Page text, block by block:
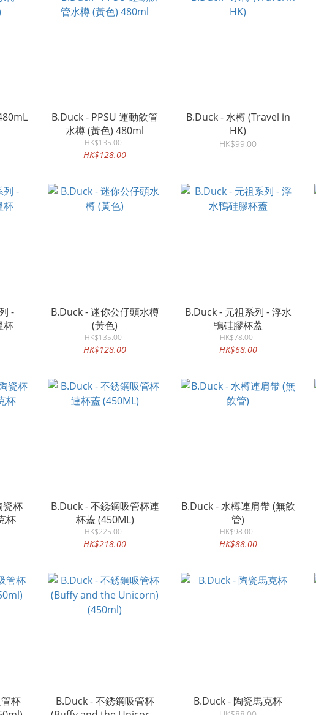
B.Duck - PPSU 運動飲管
水樽 (黃色) 480ml
HK$135.00
HK$128.00
B.Duck - 水樽 (Travel in
HK)
HK$99.00
-
杯
B.Duck - 迷你公仔頭水樽
(黃色)
HK$135.00
HK$128.00
B.Duck - 元祖系列 - 浮水
鴨硅膠杯蓋
HK$78.00
HK$68.00
瓷杯
杯
B.Duck - 不銹鋼吸管杯連
杯蓋 (450ML)
HK$225.00
HK$218.00
B.Duck - 水樽連肩帶 (無飲
管)
HK$98.00
HK$88.00
杯
B.Duck - 不銹鋼吸管杯
B.Duck - 陶瓷馬克杯